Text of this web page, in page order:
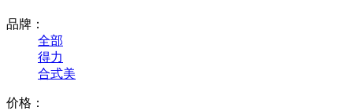
品牌：
全部
得力
合式美
价格：